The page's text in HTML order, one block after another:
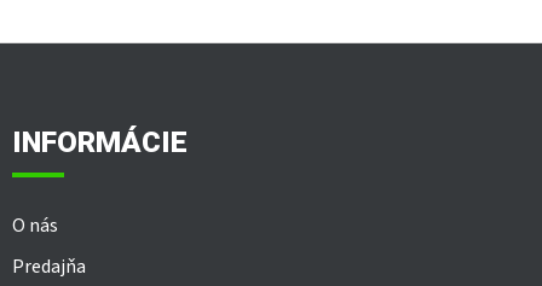
INFORMÁCIE
O nás
Predajňa